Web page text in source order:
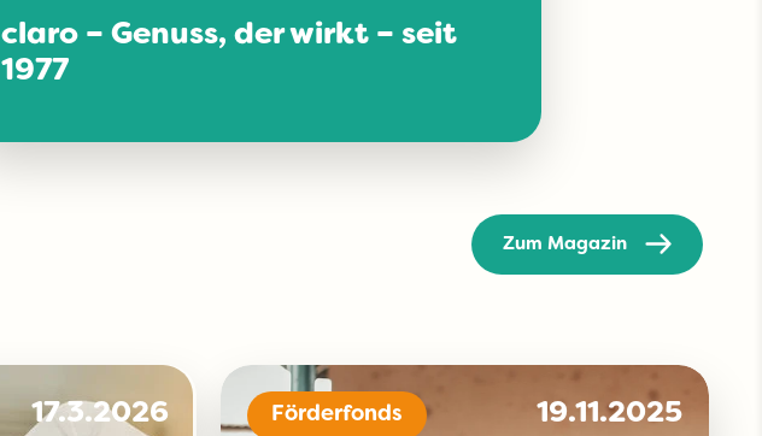
claro – Genuss, der wirkt – seit
1977
Zum Magazin
17.3.2026 Förderfonds 19.11.2025